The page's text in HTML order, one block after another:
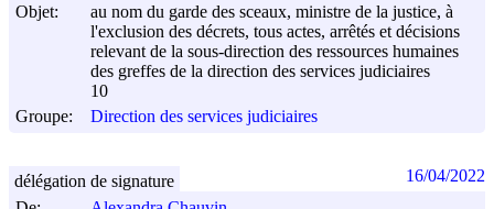
Objet:
au nom du garde des sceaux, ministre de la justice, à
l'exclusion des décrets, tous actes, arrêtés et décisions
relevant de la sous-direction des ressources humaines
des greffes de la direction des services judiciaires
10
Groupe:
Direction des services judiciaires
délégation de signature 16/04/2022